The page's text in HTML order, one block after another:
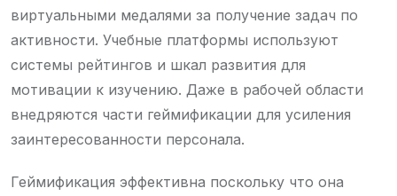
виртуальными медалями за получение задач по
активности. Учебные платформы используют
системы рейтингов и шкал развития для
мотивации к изучению. Даже в рабочей области
внедряются части геймификации для усиления
заинтересованности персонала.
Геймификация эффективна поскольку что она